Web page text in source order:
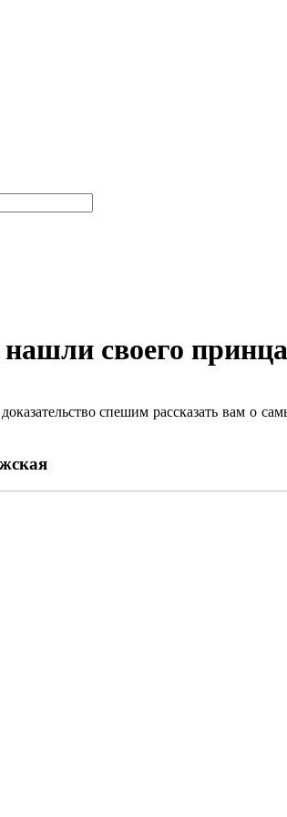
своего принца
спешим рассказать вам о